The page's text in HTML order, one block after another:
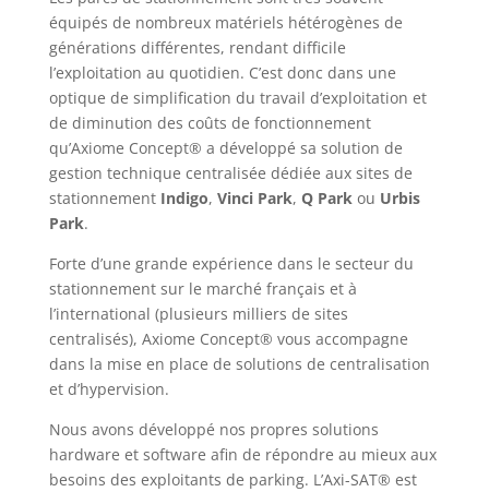
équipés de nombreux matériels hétérogènes de
générations différentes, rendant difficile
l’exploitation au quotidien. C’est donc dans une
optique de simplification du travail d’exploitation et
de diminution des coûts de fonctionnement
qu’Axiome Concept® a développé sa solution de
gestion technique centralisée dédiée aux sites de
stationnement Indigo, Vinci Park, Q Parkou Urbis
Park.
Forte d’une grande expérience dans le secteur du
stationnement sur le marché français et à
l’international (plusieurs milliers de sites
centralisés), Axiome Concept® vous accompagne
dans la mise en place de solutions de centralisation
et d’hypervision.
Nous avons développé nos propres solutions
hardware et software afin de répondre au mieux aux
besoins des exploitants de parking. L’Axi-SAT® est